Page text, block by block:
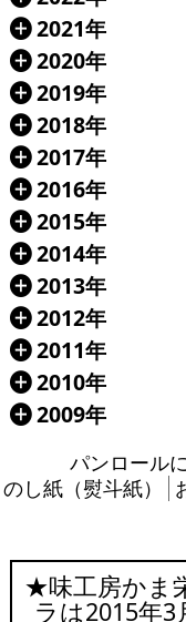
Á 2021年
Á 2020年
Á 2019年
Á 2018年
Á 2017年
Á 2016年
Á 2015年
Á 2014年
Á 2013年
Á 2012年
Á 2011年
Á 2010年
Á 2009年
パンロール
のし紙（熨斗紙）
★味工房かま
ラは2015年3